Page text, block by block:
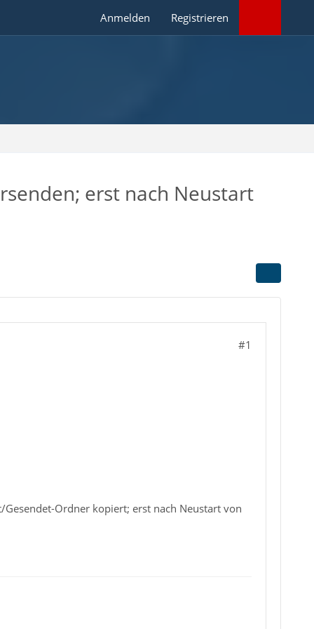
Anmelden Registrieren
erst nach Neustart
#1
Ordner kopiert; erst nach Neustart von